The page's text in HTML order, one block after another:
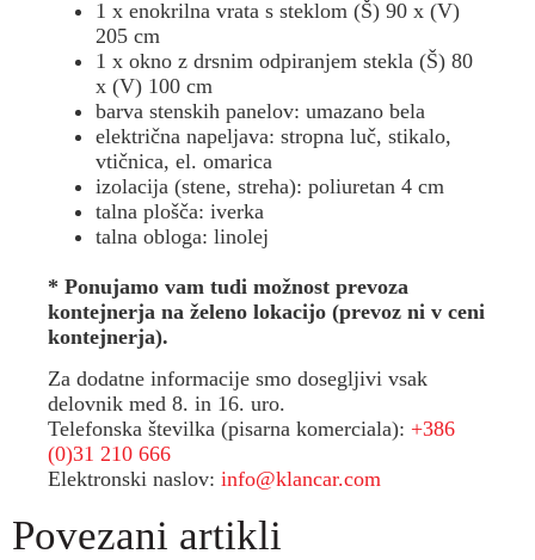
1 x enokrilna vrata s steklom (Š) 90 x (V)
205 cm
1 x okno z drsnim odpiranjem stekla (Š) 80
x (V) 100 cm
barva stenskih panelov: umazano bela
električna napeljava: stropna luč, stikalo,
vtičnica, el. omarica
izolacija (stene, streha): poliuretan 4 cm
talna plošča: iverka
talna obloga: linolej
* Ponujamo vam tudi možnost prevoza
kontejnerja na želeno lokacijo (prevoz ni v ceni
kontejnerja).
Za dodatne informacije smo dosegljivi vsak
delovnik med 8. in 16. uro.
Telefonska številka (pisarna komerciala): +386
(0)31 210 666
Elektronski naslov: info@klancar.com
Povezani artikli